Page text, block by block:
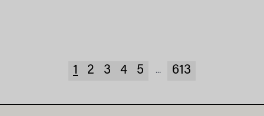
1 2 3 4 5 ... 613